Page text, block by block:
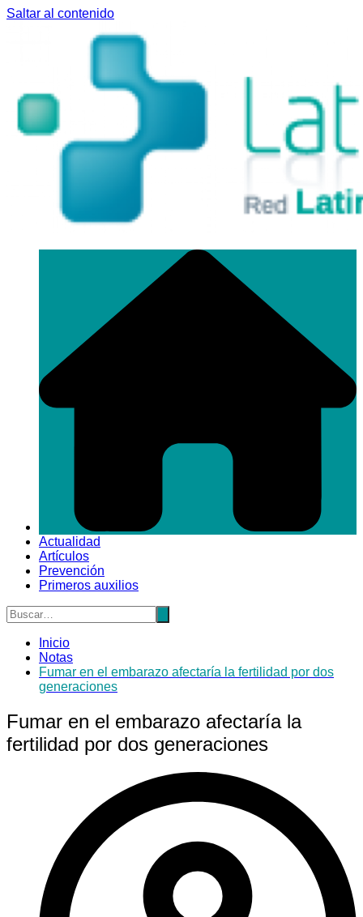
Saltar al contenido
Actualidad
Artículos
Prevención
Primeros auxilios
Inicio
Notas
Fumar en el embarazo afectaría la fertilidad por dos
generaciones
Fumar en el embarazo afectaría la
fertilidad por dos generaciones